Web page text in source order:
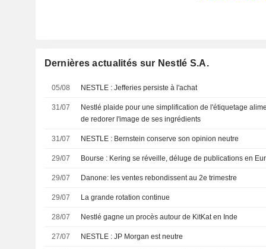
Dernières actualités sur Nestlé S.A.
05/08 NESTLE : Jefferies persiste à l'achat
31/07
Nestlé plaide pour une simplification de l'étiquetage
de redorer l'image de ses ingrédients
31/07 NESTLE : Bernstein conserve son opinion neutre
29/07 Bourse : Kering se réveille, déluge de publications en
29/07 Danone: les ventes rebondissent au 2e trimestre
29/07 La grande rotation continue
28/07 Nestlé gagne un procès autour de KitKat en Inde
27/07 NESTLE : JP Morgan est neutre